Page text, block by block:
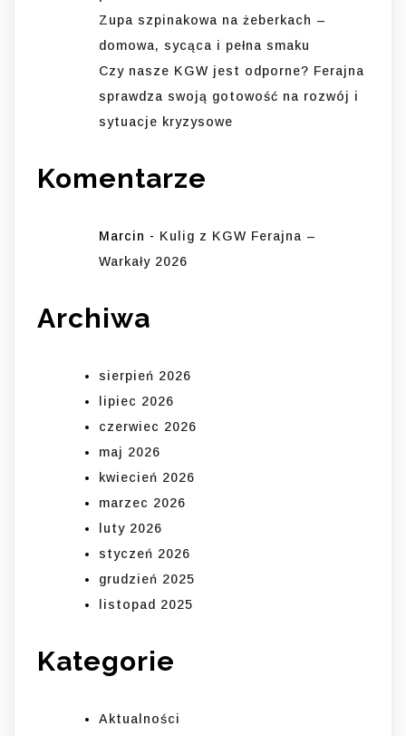
Zupa szpinakowa na żeberkach –
domowa, sycąca i pełna smaku
Czy nasze KGW jest odporne? Ferajna
sprawdza swoją gotowość na rozwój i
sytuacje kryzysowe
Komentarze
Marcin - Kulig z KGW Ferajna –
Warkały 2026
Archiwa
sierpień 2026
lipiec 2026
czerwiec 2026
maj 2026
kwiecień 2026
marzec 2026
luty 2026
styczeń 2026
grudzień 2025
listopad 2025
Kategorie
Aktualności